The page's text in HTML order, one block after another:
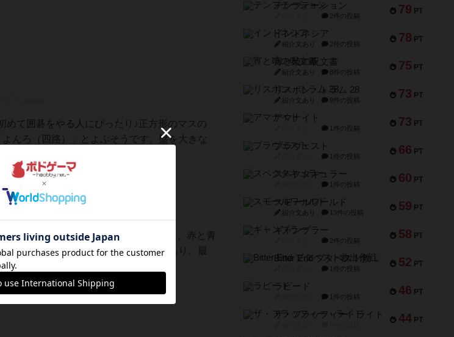
めて囲碁をやる人にぴったり♪正方形のマスの
んろ（四路）」とよぶそうです。盤を大きな
形で子どもたちに優しく...
盤での詰碁です。碁石は白黒ではなく、赤と青
ニュアルには、パズルの問題が64問あり、最
途100問が掲載された...
79 PT
テンプテーション
2件の投稿
78 PT
インドネシア
紹介文あり 2件の投稿
75 PT
宵と暁の呪文書
紹介文あり 8件の投稿
73 PT
リスボン・トラム 28
紹介文あり 9件の投稿
73 PT
アマナイト
1件の投稿
66 PT
ブラヴェスト
1件の投稿
60 PT
スペクタキュラー
1件の投稿
59 PT
スモールワールド
紹介文あり 13件の投稿
58 PT
ギャンブラー
2件の投稿
52 PT
Bitter End ブタペスト救出作戦
1件の投稿
46 PT
ラピード
1件の投稿
44 PT
ザ・フラッフィー・ライト